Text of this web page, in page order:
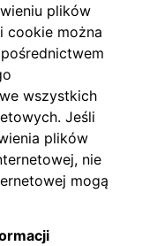
plików
cookie można
wszystkich
Jeśli
plików
nie
mogą